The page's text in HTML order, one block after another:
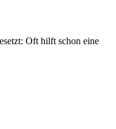
Oft hilft schon eine